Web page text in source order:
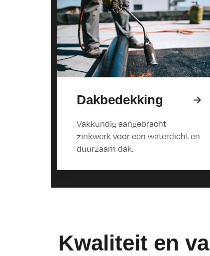
Dakbedekking
Vakkundig aangebracht
zinkwerk voor een waterdicht en
duurzaam dak.
Kwaliteit en